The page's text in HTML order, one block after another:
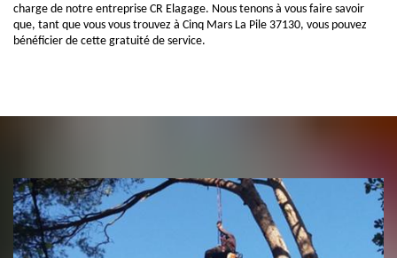
charge de notre entreprise CR Elagage. Nous tenons à vous faire savoir
que, tant que vous vous trouvez à Cinq Mars La Pile 37130, vous pouvez
bénéficier de cette gratuité de service.